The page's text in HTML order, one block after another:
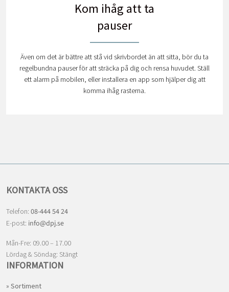
Kom ihåg att ta
pauser
Även om det är bättre att stå vid skrivbordet än att sitta, bör du ta
regelbundna pauser för att sträcka på dig och rensa huvudet. Ställ
ett alarm på mobilen, eller installera en app som hjälper dig att
komma ihåg rasterna.
KONTAKTA OSS
Telefon: 08-444 54 24
E-post: info@dpj.se
Mån-Fre: 09.00 – 17.00
Lördag & Söndag: Stängt
INFORMATION
» Sortiment